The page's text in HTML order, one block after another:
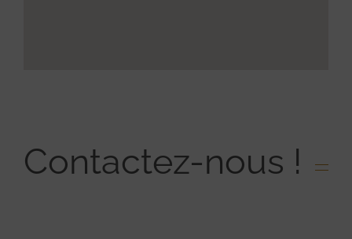
Contactez-nous !